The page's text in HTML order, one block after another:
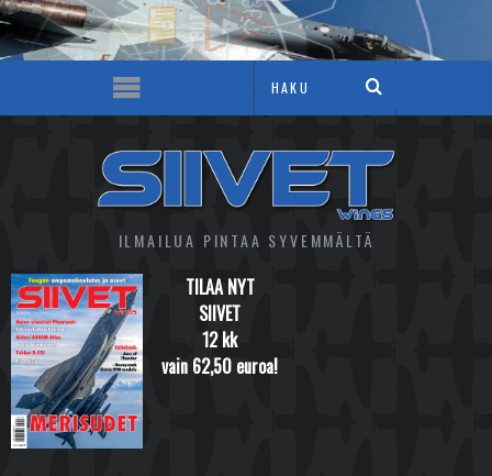
ILMAILUA PINTAA SYVEMMÄLTÄ
TILAA NYT
SIIVET
12 kk
vain 62,50 euroa!